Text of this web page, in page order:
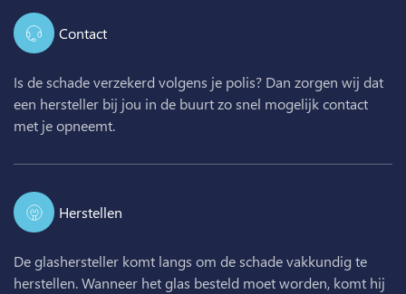
Contact
Is de schade verzekerd volgens je polis? Dan zorgen wij dat
een hersteller bij jou in de buurt zo snel mogelijk contact
met je opneemt.
Herstellen
De glashersteller komt langs om de schade vakkundig te
herstellen. Wanneer het glas besteld moet worden, komt hij